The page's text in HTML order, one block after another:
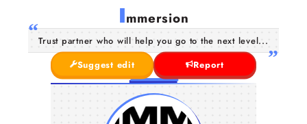
Immersion
Trust partner who will help you go to the next level...
Suggest edit
Report